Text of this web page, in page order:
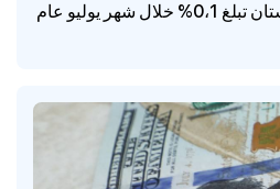
نسبة الانكماش في أوزبكستان تبلغ 0،1% خلال شهر يوليو عام